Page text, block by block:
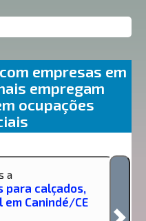
empresas em
empregam
ocupações
a
para calçados,
Canindé/CE